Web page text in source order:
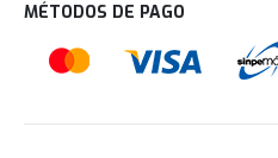
MÉTODOS DE PAGO